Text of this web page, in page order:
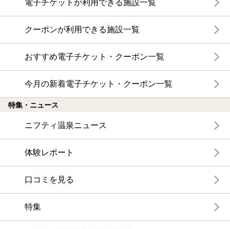
電子チケットが利用できる施設一覧
クーポンが利用できる施設一覧
おすすめ電子チケット・クーポン一覧
今月の新着電子チケット・クーポン一覧
特集・ニュース
ニフティ温泉ニュース
体験レポート
口コミを見る
特集